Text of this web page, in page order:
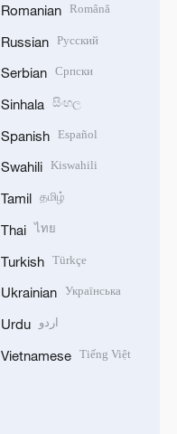
Romanian Română
Russian Русский
Serbian Српски
Sinhala සිංහල
Spanish Español
Swahili Kiswahili
Tamil தமிழ்
Thai ไทย
Turkish Türkçe
Ukrainian Українська
Urdu اردو
Vietnamese Tiếng Việt